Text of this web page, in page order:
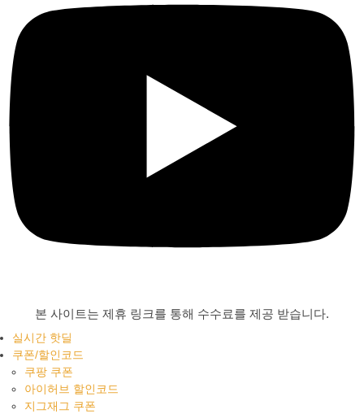
본 사이트는 제휴 링크를 통해 수수료를 제공 받습니다.
실시간 핫딜
쿠폰/할인코드
쿠팡 쿠폰
아이허브 할인코드
지그재그 쿠폰